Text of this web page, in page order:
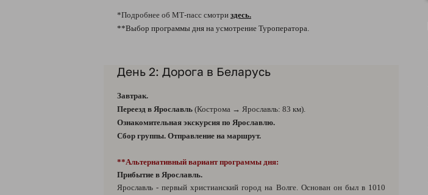
*Подробнее об МТ-пасс смотри здесь.
**Выбор программы дня на усмотрение Туроператора.
День 2: Дорога в Беларусь
Завтрак.
Переезд в Ярославль (Кострома → Ярославль: 83 км).
Ознакомительная экскурсия по Ярославлю.
Сбор группы. Отправление на маршрут.
**Альтернативный вариант программы дня:
Прибытие в Ярославль.
Ярославль - первый христианский город на Волге. Основан он был в 1010